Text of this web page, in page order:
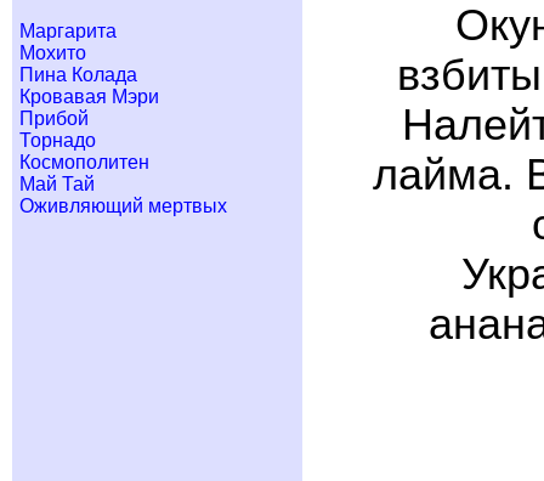
Маргарита
Мохито
Пина Колада
Кровавая Мэри
Прибой
Торнадо
Космополитен
Май Тай
Оживляющий мертвых
лайма.